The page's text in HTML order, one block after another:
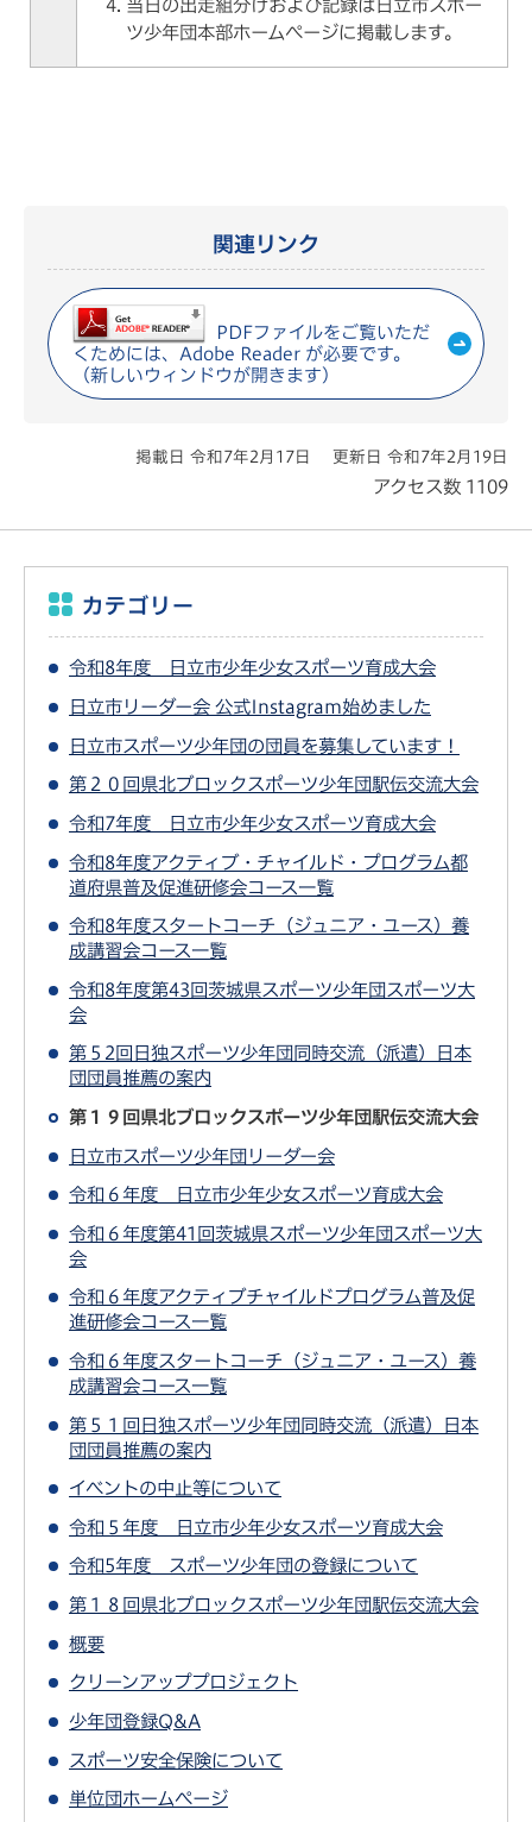
当日の出走組分けおよび記録は日立市スポー
ツ少年団本部ホームページに掲載します。
関連リンク
PDFファイルをご覧いただ
くためには、Adobe Reader が必要です。
（新しいウィンドウが開きます）
掲載日 令和7年2月17日 更新日 令和7年2月19日
アクセス数 1109
カテゴリー
令和8年度 日立市少年少女スポーツ育成大会
日立市リーダー会 公式Instagram始めました
日立市スポーツ少年団の団員を募集しています！
第２０回県北ブロックスポーツ少年団駅伝交流大会
令和7年度 日立市少年少女スポーツ育成大会
令和8年度アクティブ・チャイルド・プログラム都
道府県普及促進研修会コース一覧
令和8年度スタートコーチ（ジュニア・ユース）養
成講習会コース一覧
令和8年度第43回茨城県スポーツ少年団スポーツ大
会
第５2回日独スポーツ少年団同時交流（派遣）日本
団団員推薦の案内
第１９回県北ブロックスポーツ少年団駅伝交流大会
日立市スポーツ少年団リーダー会
令和６年度 日立市少年少女スポーツ育成大会
令和６年度第41回茨城県スポーツ少年団スポーツ大
会
令和６年度アクティブチャイルドプログラム普及促
進研修会コース一覧
令和６年度スタートコーチ（ジュニア・ユース）養
成講習会コース一覧
第５１回日独スポーツ少年団同時交流（派遣）日本
団団員推薦の案内
イベントの中止等について
令和５年度 日立市少年少女スポーツ育成大会
令和5年度 スポーツ少年団の登録について
第１８回県北ブロックスポーツ少年団駅伝交流大会
概要
クリーンアッププロジェクト
少年団登録Q&A
スポーツ安全保険について
単位団ホームページ